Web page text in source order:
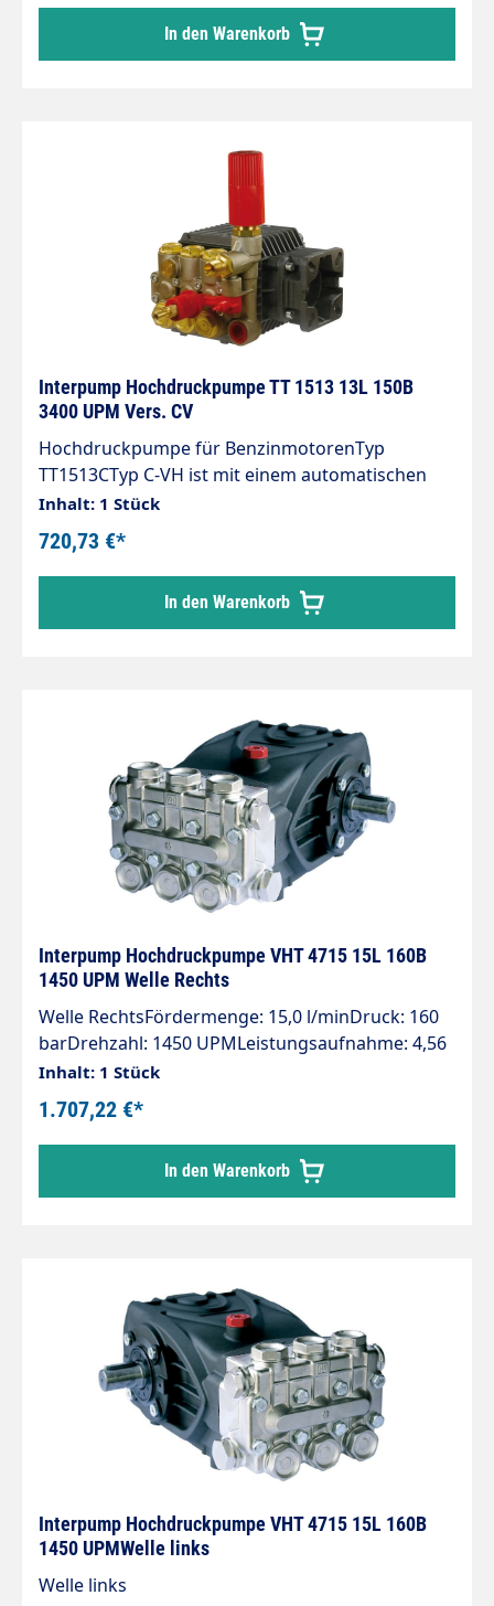
In den Warenkorb
Interpump Hochdruckpumpe TT 1513 13L 150B
3400 UPM Vers. CV
Hochdruckpumpe für BenzinmotorenTyp
TT1513CTyp C-VH ist mit einem automatischen
Druckregler ausgestattet, der erlaubt, den
Pumpendruck auf Null zu setzen.Welle 3/4"Max
150 barDurchfluss max. 13,00 l/min.Drehzahl
3400 UPMLeistung 3,67 KWGewicht 5,2 kg
Inhalt: 1 Stück
720,73 €*
In den Warenkorb
Interpump Hochdruckpumpe VHT 4715 15L 160B
1450 UPM Welle Rechts
Welle RechtsFördermenge: 15,0 l/minDruck: 160
barDrehzahl: 1450 UPMLeistungsaufnahme: 4,56
kWGewicht: 14,5 kgSerie "VHT" Pumpen mit
hochwertigen Bestandteilen und Werkstoffen
geeignet für Waschanlagen und Industrie bis
110°C Wassertemperatur.
Inhalt: 1 Stück
1.707,22 €*
In den Warenkorb
Interpump Hochdruckpumpe VHT 4715 15L 160B
1450 UPMWelle links
Welle links